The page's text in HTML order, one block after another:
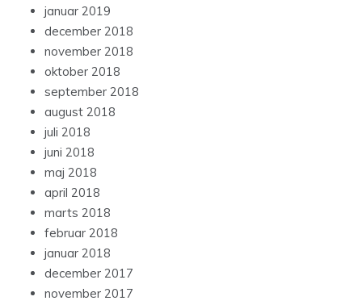
januar 2019
december 2018
november 2018
oktober 2018
september 2018
august 2018
juli 2018
juni 2018
maj 2018
april 2018
marts 2018
februar 2018
januar 2018
december 2017
november 2017